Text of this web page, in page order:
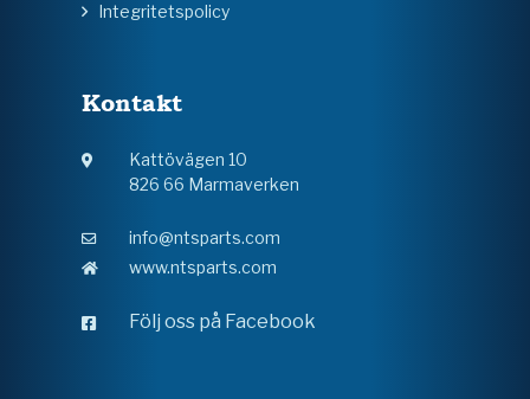
Integritetspolicy
Kontakt
Kattövägen 10
826 66 Marmaverken
info@ntsparts.com
www.ntsparts.com
Följ oss på Facebook